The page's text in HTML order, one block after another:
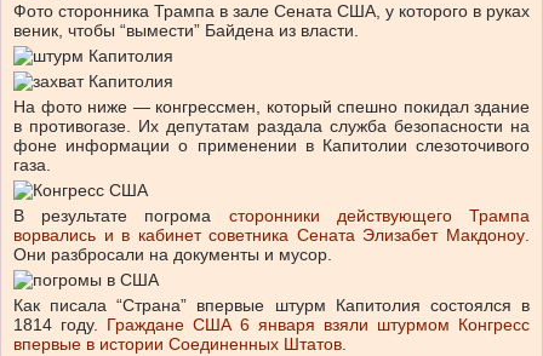
Фото сторонника Трампа в зале Сената США, у которого в руках
веник, чтобы “вымести” Байдена из власти.
На фото ниже — конгрессмен, который спешно покидал здание
в противогазе. Их депутатам раздала служба безопасности на
фоне информации о применении в Капитолии слезоточивого
газа.
В результате погрома сторонники действующего Трампа
ворвались и в кабинет советника Сената Элизабет Макдоноу.
Они разбросали на документы и мусор.
Как писала “Страна” впервые штурм Капитолия состоялся в
1814 году. Граждане США 6 января взяли штурмом Конгресс
впервые в истории Соединенных Штатов.